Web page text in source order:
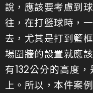
說，應該要考慮到
往，在打籃球時，
去，尤其是打到籃
場圍牆的設置就應
有132公分的高度
上。所以，本件案